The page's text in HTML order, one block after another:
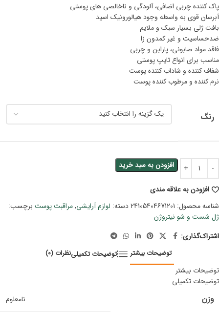
پاک کننده چربی اضافی، آلودگی و ناخالصی های پوستی
آبرسان قوی به واسطه وجود هیالورونیک اسید
بافت ژلی بسیار سبک و ملایم
ضدحساسیت و غیر کمدون زا
فاقد مواد صابونی، پارابن و چربی
مناسب برای انواع تایپ پوستی
شفاف کننده و شاداب کننده پوست
نرم کننده و مرطوب کننده پوست
رنگ
افزودن به سبد خرید
افزودن به علاقه مندی
شناسه محصول: 24105404671201دسته: لوازم آرایشی,مراقبت پوست برچسب:
ژل شست و شو نیتروژن
اشتراک‌گذاری:
توضیحات بیشتر توضیحات تکمیلینظرات (0)
توضیحات بیشتر
توضیحات تکمیلی
وزن
نامعلوم